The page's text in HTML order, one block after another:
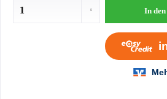
In den